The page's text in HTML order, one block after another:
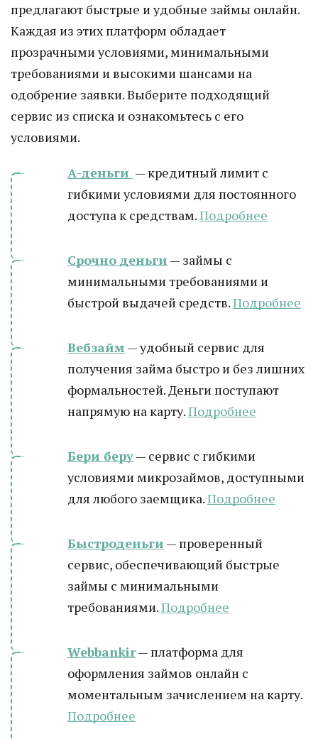
предлагают быстрые и удобные займы онлайн.
Каждая из этих платформ обладает
прозрачными условиями, минимальными
требованиями и высокими шансами на
одобрение заявки. Выберите подходящий
сервис из списка и ознакомьтесь с его
условиями.
А-деньги — кредитный лимит с
гибкими условиями для постоянного
доступа к средствам.Подробнее
Срочно деньги — займы с
минимальными требованиями и
быстрой выдачей средств.Подробнее
Вебзайм — удобный сервис для
получения займа быстро и без лишних
формальностей. Деньги поступают
напрямую на карту.Подробнее
Бери беру— сервис с гибкими
условиями микрозаймов, доступными
для любого заемщика.Подробнее
Быстроденьги — проверенный
сервис, обеспечивающий быстрые
займы с минимальными
требованиями.Подробнее
Webbankir— платформа для
оформления займов онлайн с
моментальным зачислением на карту.
Подробнее